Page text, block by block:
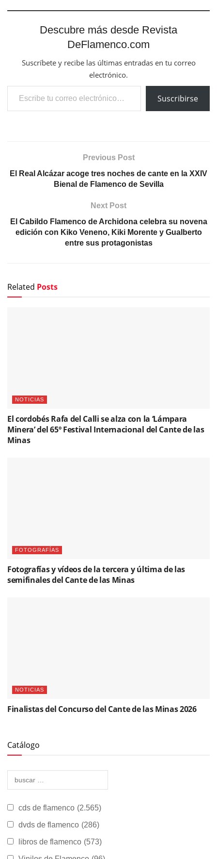
Descubre más desde Revista
DeFlamenco.com
Suscríbete y recibe las últimas entradas en tu correo
electrónico.
Escribe tu correo electrónico…
Suscribirse
Previous Post
El Real Alcázar acoge tres noches de cante en la XXIV
Bienal de Flamenco de Sevilla
Next Post
El Cabildo Flamenco de Archidona celebra su novena
edición con Kiko Veneno, Kiki Morente y Gualberto
entre sus protagonistas
Related Posts
NOTICIAS
El cordobés Rafa del Calli se alza con la ‘Lámpara
Minera’ del 65º Festival Internacional del Cante de las
Minas
FOTOGRAFÍAS
Fotografías y vídeos de la tercera y última de las
semifinales del Cante de las Minas
NOTICIAS
Finalistas del Concurso del Cante de las Minas 2026
Catálogo
cds de flamenco (2.565)
dvds de flamenco (286)
libros de flamenco (573)